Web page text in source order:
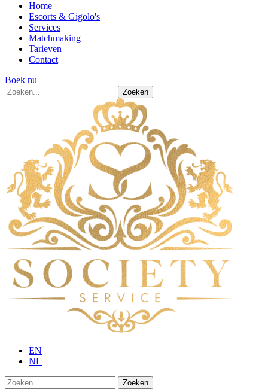
Home
Escorts & Gigolo's
Services
Matchmaking
Tarieven
Contact
Boek nu
Zoeken
EN
NL
Zoeken